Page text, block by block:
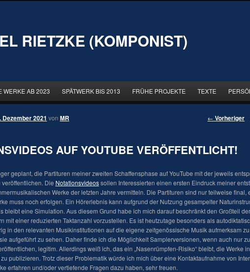
RIETZKE (KOMPONIST)
WERKE AB 2023 SPÄTWERK BIS 2013 FRÜHE PROJEKTE TEXTE
← Vorheriger
AUF YOUTUBE VERÖFFENTLICHT!
Dezember 2021 von MR
geplant, die Partituren meiner zweiten Schaffensphase auf YouTube mit der jeweils
Die Notationsvideossollen Interessierten einen ersten Eindruck meiner
Werke der letzten Jahre vermitteln. Die Partituren sind nur teilweise final,
muss noch erfolgen. Ein Hörerlebnis kann aufgrund der Nutzung gesampelter
bleibt eine Simulation. Aus diesem Grund habe ich mich darauf beschränkt den Großteil
mit einer reduzierten Taktanzahl vorzustellen. Es ist heutzutage besonders als
in den relevanten Musikinstitutionen auf die eigene zeitgenössische Musik aufmerksam
aufgeführt zu sehen. Daher finde ich die Möglichkeit Samplerversionen, wenn auch nur
legitim. Allerdings weiß ich, das ein „Nasenrümpfen-Risiko“ bleibt, die Werke
publizieren. Trotz dieser Problematik würde ich mich über eine Kontaktaufnahme von
erfahren und/oder vertiefende Fragen dazu haben, sehr freuen.